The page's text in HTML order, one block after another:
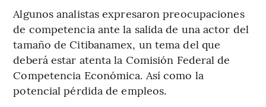
Algunos analistas expresaron preocupaciones
de competencia ante la salida de una actor del
tamaño de Citibanamex, un tema del que
deberá estar atenta la Comisión Federal de
Competencia Económica. Así como la
potencial pérdida de empleos.